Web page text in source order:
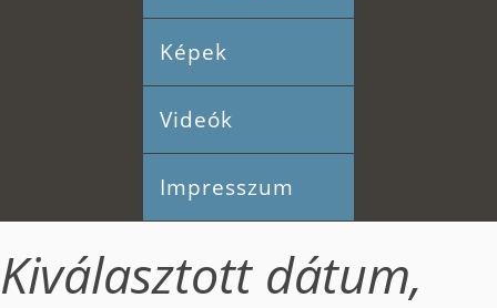
Képek
Videók
Impresszum
Kiválasztott dátum,